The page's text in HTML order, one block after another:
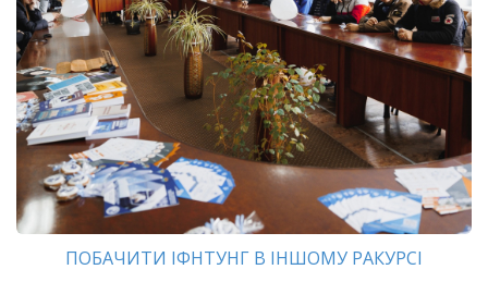
ПОБАЧИТИ ІФНТУНГ В ІНШОМУ РАКУРСІ